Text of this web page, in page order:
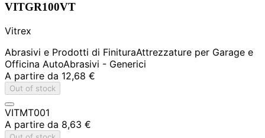
VITGR100VT
Vitrex
Abrasivi e Prodotti di FinituraAttrezzature per Garage e
Officina AutoAbrasivi - Generici
A partire da 12,68 €
Out of stock
VITMT001
A partire da 8,63 €